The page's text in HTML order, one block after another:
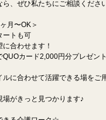
ら、ぜひ私たちにご相談くださ
月〜OK＞
ートも可
合わせます！
QUOカード2,000円分プレゼン
ルに合わせて活躍できる場をご
がきっと見つかります♪